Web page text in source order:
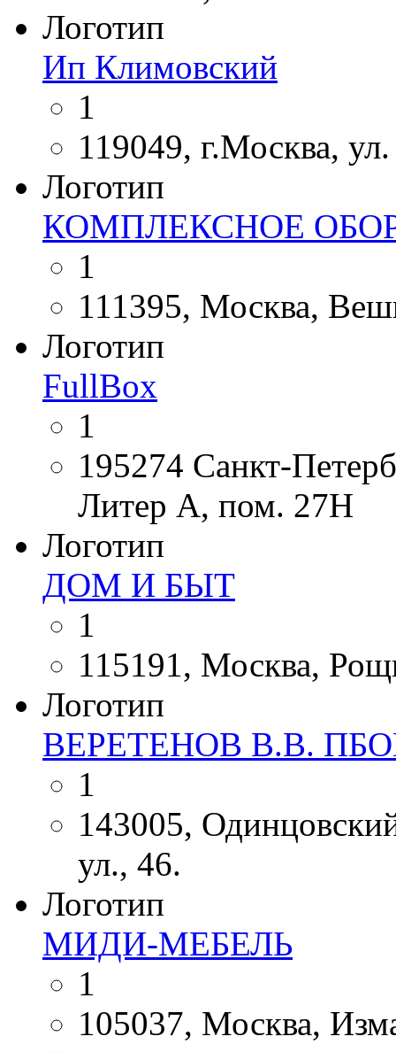
Логотип
Ип Климовский
1
119049, г.Москва,
Логотип
КОМПЛЕКСНОЕ
1
111395, Москва,
Логотип
FullBox
1
195274 Санкт-
Литер А, пом. 27Н
Логотип
ДОМ И БЫТ
1
115191, Москва,
Логотип
ВЕРЕТЕНОВ В.В.
1
143005,
ул., 46.
Логотип
МИДИ-МЕБЕЛЬ
1
105037, Москва,